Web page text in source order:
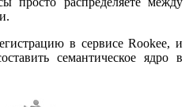
в сервисе Rookee, и
семантическое ядро в